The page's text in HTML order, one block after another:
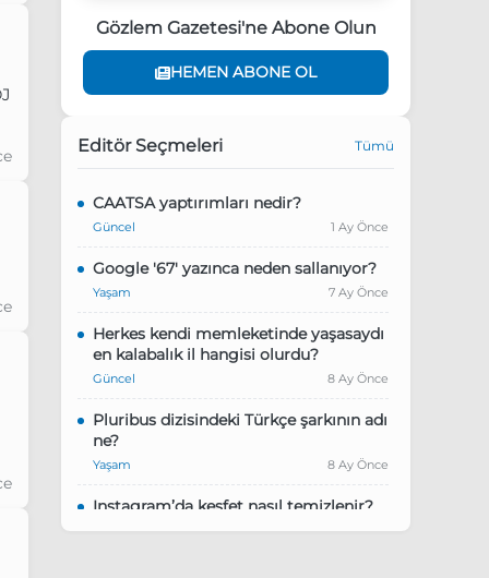
Gözlem Gazetesi'ne Abone Olun
HEMEN ABONE OL
Editör Seçmeleri Tümü
CAATSA yaptırımları nedir?
Güncel 1 Ay Önce
Google '67' yazınca neden sallanıyor?
Yaşam 7 Ay Önce
Herkes kendi memleketinde yaşasaydı
en kalabalık il hangisi olurdu?
Güncel 8 Ay Önce
Pluribus dizisindeki Türkçe şarkının adı
ne?
Yaşam 8 Ay Önce
Instagram’da keşfet nasıl temizlenir?
Yaşam 9 Ay Önce